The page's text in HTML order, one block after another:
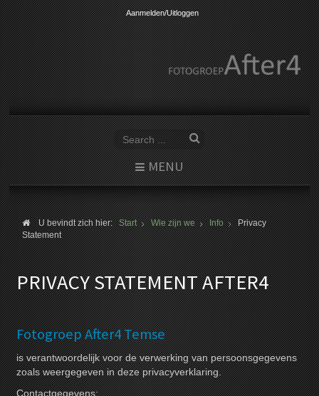
Aanmelden/Uitloggen
MENU
U bevindt zich hier:Start Wie zijn we Info
Privacy
Statement
PRIVACY STATEMENT AFTER4
Fotogroep After4 Temse
is verantwoordelijk voor de verwerking van persoonsgegevens
zoals weergegeven in deze privacyverklaring.
Contactgegevens: